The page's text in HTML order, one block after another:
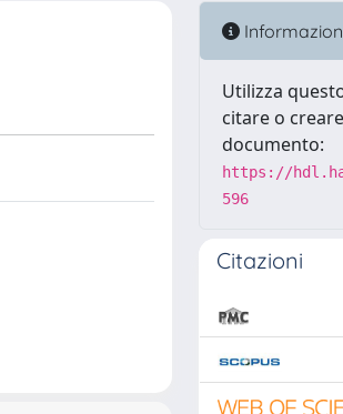
Utilizza
citare o
documento:
https://
596
Citazioni